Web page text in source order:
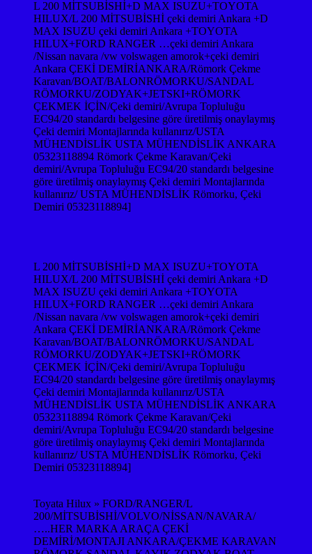
L 200 MİTSUBİSHİ+D MAX ISUZU+TOYOTA
HILUX/L 200 MİTSUBİSHİ çeki demiri Ankara +D
MAX ISUZU çeki demiri Ankara +TOYOTA
HILUX+FORD RANGER …çeki demiri Ankara
/Nissan navara /vw volswagen amorok+çeki demiri
Ankara ÇEKİ DEMİRİANKARA/Römork Çekme
Karavan/BOAT/BALONRÖMORKU/SANDAL
RÖMORKU/ZODYAK+JETSKI+RÖMORK
ÇEKMEK İÇİN/Çeki demiri/Avrupa Topluluğu
EC94/20 standardı belgesine göre üretilmiş onaylaymış
Çeki demiri Montajlarında kullanırız/USTA
MÜHENDİSLİK USTA MÜHENDİSLİK ANKARA
05323118894 Römork Çekme Karavan/Çeki
demiri/Avrupa Topluluğu EC94/20 standardı belgesine
göre üretilmiş onaylaymış Çeki demiri Montajlarında
kullanırız/ USTA MÜHENDİSLİK Römorku, Çeki
Demiri 05323118894]
L 200 MİTSUBİSHİ+D MAX ISUZU+TOYOTA
HILUX/L 200 MİTSUBİSHİ çeki demiri Ankara +D
MAX ISUZU çeki demiri Ankara +TOYOTA
HILUX+FORD RANGER …çeki demiri Ankara
/Nissan navara /vw volswagen amorok+çeki demiri
Ankara ÇEKİ DEMİRİANKARA/Römork Çekme
Karavan/BOAT/BALONRÖMORKU/SANDAL
RÖMORKU/ZODYAK+JETSKI+RÖMORK
ÇEKMEK İÇİN/Çeki demiri/Avrupa Topluluğu
EC94/20 standardı belgesine göre üretilmiş onaylaymış
Çeki demiri Montajlarında kullanırız/USTA
MÜHENDİSLİK USTA MÜHENDİSLİK ANKARA
05323118894 Römork Çekme Karavan/Çeki
demiri/Avrupa Topluluğu EC94/20 standardı belgesine
göre üretilmiş onaylaymış Çeki demiri Montajlarında
kullanırız/ USTA MÜHENDİSLİK Römorku, Çeki
Demiri 05323118894]
Toyata Hilux » FORD/RANGER/L
200/MİTSUBİSHİ/VOLVO/NİSSAN/NAVARA/
…..HER MARKA ARAÇA ÇEKİ
DEMİRİ/MONTAJI ANKARA/ÇEKME KARAVAN